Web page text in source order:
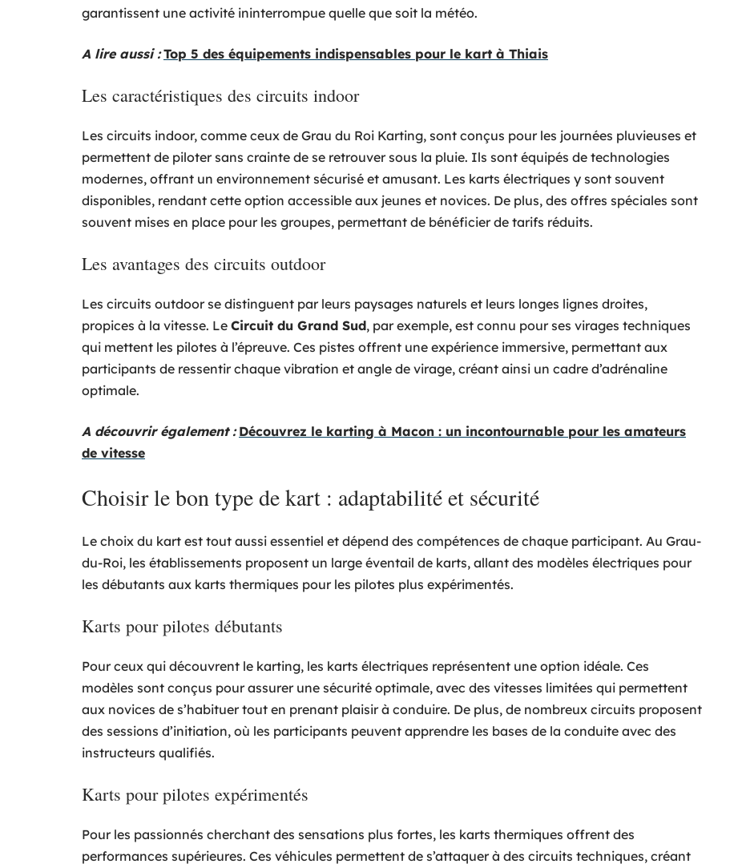
garantissent une activité ininterrompue quelle que soit la météo.
A lire aussi : Top 5 des équipements indispensables pour le kart à Thiais
Les caractéristiques des circuits indoor
Les circuits indoor, comme ceux de Grau du Roi Karting, sont conçus pour les journées pluvieuses et
permettent de piloter sans crainte de se retrouver sous la pluie. Ils sont équipés de technologies
modernes, offrant un environnement sécurisé et amusant. Les karts électriques y sont souvent
disponibles, rendant cette option accessible aux jeunes et novices. De plus, des offres spéciales sont
souvent mises en place pour les groupes, permettant de bénéficier de tarifs réduits.
Les avantages des circuits outdoor
Les circuits outdoor se distinguent par leurs paysages naturels et leurs longes lignes droites,
propices à la vitesse. Le Circuit du Grand Sud, par exemple, est connu pour ses virages techniques
qui mettent les pilotes à l’épreuve. Ces pistes offrent une expérience immersive, permettant aux
participants de ressentir chaque vibration et angle de virage, créant ainsi un cadre d’adrénaline
optimale.
A découvrir également : Découvrez le karting à Macon : un incontournable pour les amateurs
de vitesse
Choisir le bon type de kart : adaptabilité et sécurité
Le choix du kart est tout aussi essentiel et dépend des compétences de chaque participant. Au Grau-
du-Roi, les établissements proposent un large éventail de karts, allant des modèles électriques pour
les débutants aux karts thermiques pour les pilotes plus expérimentés.
Karts pour pilotes débutants
Pour ceux qui découvrent le karting, les karts électriques représentent une option idéale. Ces
modèles sont conçus pour assurer une sécurité optimale, avec des vitesses limitées qui permettent
aux novices de s’habituer tout en prenant plaisir à conduire. De plus, de nombreux circuits proposent
des sessions d’initiation, où les participants peuvent apprendre les bases de la conduite avec des
instructeurs qualifiés.
Karts pour pilotes expérimentés
Pour les passionnés cherchant des sensations plus fortes, les karts thermiques offrent des
performances supérieures. Ces véhicules permettent de s’attaquer à des circuits techniques, créant